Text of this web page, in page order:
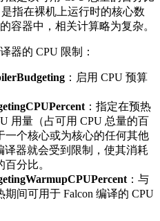
指在裸机上运行时的核心数
容器中，相关计算略为复杂。
器的 CPU 限制：
：启用 CPU 预算
：指定在预热
用量（占可用 CPU 总量的百
一个核心或为核心的任何其他
译器就会受到限制，使其消耗
分比。
：与
期间可用于 Falcon 编译的 CPU